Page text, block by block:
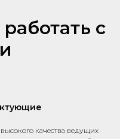
с
качества ведущих